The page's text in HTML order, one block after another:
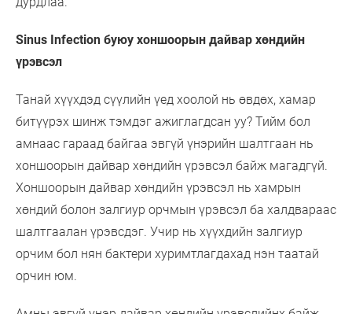
Sinus Infection буюу хоншоорын дайвар хөндийн
үрэвсэл
Танай хүүхдэд сүүлийн үед хоолой нь өвдөх, хамар
битүүрэх шинж тэмдэг ажиглагдсан уу? Тийм бол
амнаас гараад байгаа эвгүй үнэрийн шалтгаан нь
хоншоорын дайвар хөндийн үрэвсэл байж магадгүй.
Хоншоорын дайвар хөндийн үрэвсэл нь хамрын
хөндий болон залгиур орчмын үрэвсэл ба халдвараас
шалтгаалан үрэвсдэг. Учир нь хүүхдийн залгиур
орчим бол нян бактери хуримтлагдахад нэн таатай
орчин юм.